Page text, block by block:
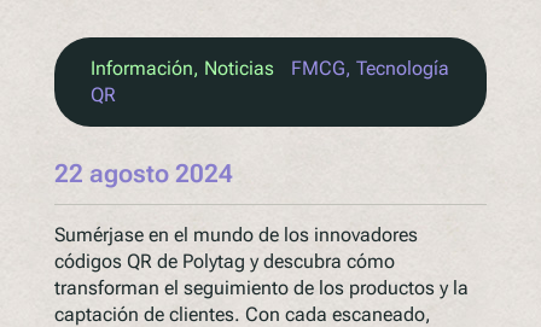
Información, Noticias FMCG, Tecnología
QR
22 agosto 2024
Sumérjase en el mundo de los innovadores
códigos QR de Polytag y descubra cómo
transforman el seguimiento de los productos y la
captación de clientes. Con cada escaneado,